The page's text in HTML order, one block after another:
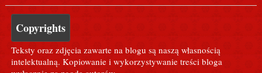
Copyrights
Teksty oraz zdjęcia zawarte na blogu są naszą własnością
intelektualną. Kopiowanie i wykorzystywanie treści bloga